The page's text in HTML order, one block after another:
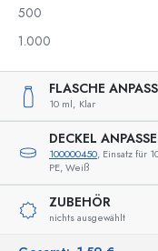
500
1.000
FLASCHE
10 ml, Klar
DECKEL
100000450, Einsatz für
PE, Weiß
ZUBEHÖR
nichts ausgewählt